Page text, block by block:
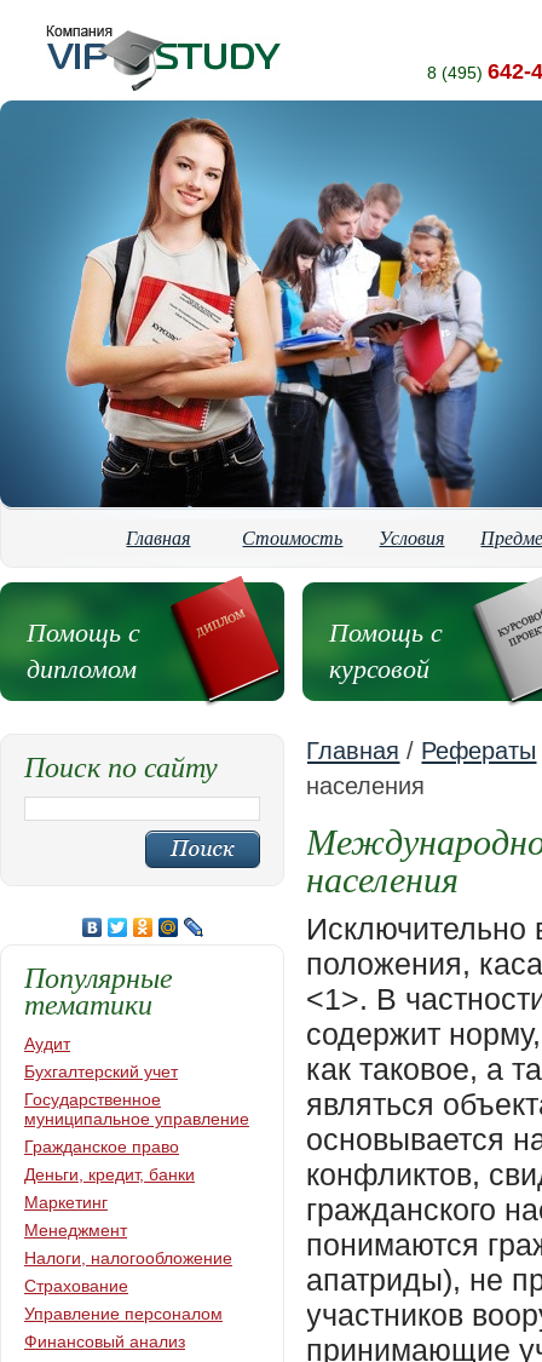
8 (495) 642-
Главная Стоимость Условия
Помощь с
дипломом
Помощь с
курсовой
Главная / Рефераты
населения
населения
Исключительно важным элементом МГП являются положения, касающиеся защиты гражданского населения <1>. В частности, ст. 51 Дополнительного протокола I содержит норму, согласно которой "гражданское население как таковое, а также отдельные гражданские лица не должны являться объектами нападений". Эволюция этой нормы основывается на учете исторического опыта вооруженных конфликтов, свидетельствующего о росте числа жертв среди гражданского населения. Под гражданским населением понимаются гражданские лица (в том числе иностранцы и апатриды), не принадлежащие ни к одной из категорий участников вооруженного конфликта и непосредственно не принимающие участия в военных действиях, которые воздерживаются от совершения любых враждебных действий. В случае сомнения относительно того, является ли какое-либо лицо гражданским лицом, оно считается гражданским лицом (п. 1 ст. 50 ДП I) <2>. <1> См.: статьи 54 - 57 Наставления по международному гуманитарному праву для Вооруженных Сил Российской Федерации, утвержденного Приказом Министра обороны РФ от 8 августа 2001 г. <2> См.: Буше-Сольнье Ф. Практический словарь гуманитарного права. С. 105. Правовая защита гражданского населения осуществляется в вооруженных конфликтах как международного, так и немеждународного характера даже в том случае, если одна из воюющих сторон не признает состояния войны. При этом положения МГП касаются всего населения находящихся в конфликте сторон, без какой-либо дискриминации. Они направлены на то, чтобы способствовать смягчению порождаемых войной страданий гражданского населения, особенно детей. К гражданскому населению не должны применяться меры ни физического, ни морального воздействия в целях получения от них или от третьих лиц каких-либо сведений. Запрещается причинять физические страдания гражданскому населению или принимать какие-либо меры, приводящие к его гибели. Это запрещение распространяется не только на убийства, пытки, телесные наказания, увечья, медицинские, научные опыты, но равным образом и на всякое другое грубое насилие со стороны гражданских или военных представителей воюющей стороны. В отношении гражданского населения запрещаются коллективные наказания, использование голода в качестве метода ведения войны, террор, грабеж, взятие заложников. Запрещается под каким бы то ни было предлогом депортация (высылка) гражданского населения с оккупированной территории на любую другую территорию (за исключением временной эвакуации либо интернирования по причинам военного характера). Специальной проблемой в МГП является защита детей в период вооруженных конфликтов (как одной из наиболее уязвимых категорий гражданского населения). Довольно сложно решить вопрос, до какого возраста человек остается ребенком и когда он становится взрослым (как физически, так и по умственному развитию). Конвенция о правах ребенка 1989 г. установила, что таковым "является каждое человеческое существо до достижения 18-летнего возраста, если по закону, применимому к данному ребенку, он не достигает совершеннолетия ранее". Российская Федерация является участницей Конвенции о правах ребенка
Поиск по сайту
Популярные
тематики
Аудит
Бухгалтерский учет
Государственное
муниципальное управление
Гражданское право
Деньги, кредит, банки
Маркетинг
Менеджмент
Налоги, налогообложение
Страхование
Управление персоналом
Финансовый анализ